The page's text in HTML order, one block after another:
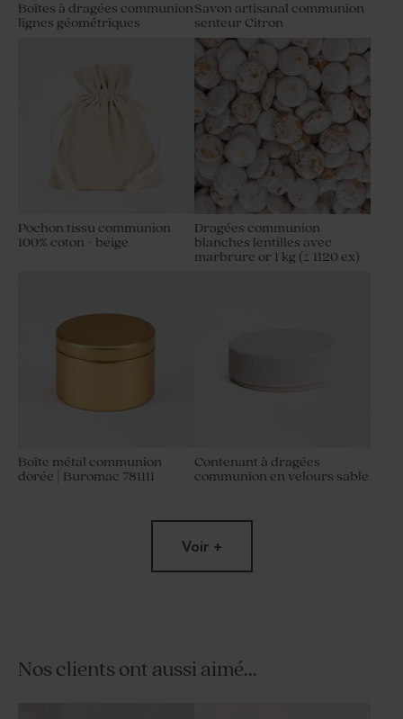
Boîtes à dragées communion
lignes géométriques
Savon artisanal communion
senteur Citron
Pochon tissu communion
100% coton - beige
Dragées communion
blanches lentilles avec
marbrure or 1 kg (± 1120 ex)
Boîte métal communion
dorée | Buromac 781111
Contenant à dragées
communion en velours sable
Voir +
Nos clients ont aussi aimé...